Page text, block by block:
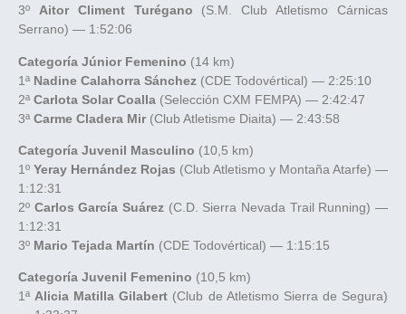
3º Aitor Climent Turégano (S.M. Club Atletismo Cárnicas
Serrano) — 1:52:06
Categoría Júnior Femenino (14 km)
1ª Nadine Calahorra Sánchez (CDE Todovértical) — 2:25:10
2ª Carlota Solar Coalla (Selección CXM FEMPA) — 2:42:47
3ª Carme Cladera Mir(Club Atletisme Diaita) — 2:43:58
Categoría Juvenil Masculino (10,5 km)
1º Yeray Hernández Rojas (Club Atletismo y Montaña Atarfe) —
1:12:31
2º Carlos García Suárez (C.D. Sierra Nevada Trail Running) —
1:12:31
3º Mario Tejada Martín (CDE Todovértical) — 1:15:15
Categoría Juvenil Femenino (10,5 km)
1ªAlicia Matilla Gilabert (Club de Atletismo Sierra de Segura)